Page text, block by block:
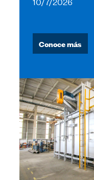
10/7/2026
Conoce más